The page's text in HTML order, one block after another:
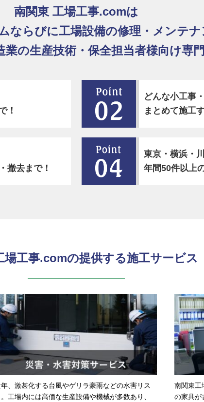
南関東 工場工事.comは
ならびに工場設備の修理・メンテ
の生産技術・保全担当者様向け専
！
どんな小工事
まとめて施工
撤去まで！
東京・横浜・
年間50件以上
場工事.comの提供する施工サービス
、激甚化する台風やゲリラ豪雨などの水害リス
。工場内には高価な生産設備や機械が多数あり、
南関東工
の家具が